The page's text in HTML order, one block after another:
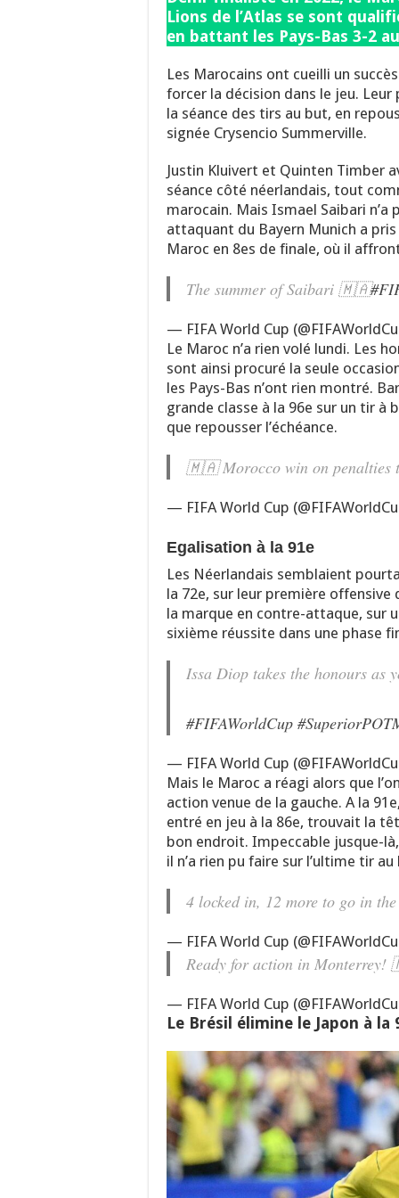
Lions de l’Atlas se sont
en battant les Pays-Bas 3-2
Les Marocains ont cueilli un
forcer la décision dans le jeu. Leur
la séance des tirs au but, en
signée Crysencio Summerville.
Justin Kluivert et Quinten Timber
séance côté néerlandais, tout
marocain. Mais Ismael Saibari
attaquant du Bayern Munich a
Maroc en 8es de finale, où il
The summer of Saibari 🇲🇦
— FIFA World Cup
Le Maroc n’a rien volé lundi. Les
sont ainsi procuré la seule
les Pays-Bas n’ont rien montré.
grande classe à la 96e sur un tir à
que repousser l’échéance.
🇲🇦 Morocco win on penalties
— FIFA World Cup
Egalisation à la 91e
Les Néerlandais semblaient
la 72e, sur leur première
la marque en contre-attaque, sur
sixième réussite dans une phase
Issa Diop takes the honours as
#FIFAWorldCup
— FIFA World Cup
Mais le Maroc a réagi alors que
action venue de la gauche. A la
entré en jeu à la 86e, trouvait la
bon endroit. Impeccable jusque-
il n’a rien pu faire sur l’ultime tir
4 locked in, 12 more to go in the
— FIFA World Cup
Ready for action in
— FIFA World Cup
Le Brésil élimine le Japon à la